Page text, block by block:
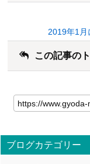
2019年1月
この記事の
ブログカテゴリー